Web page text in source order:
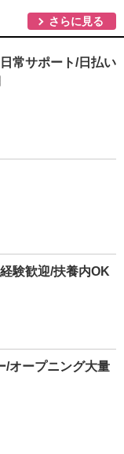
さらに見る
常サポート/日払い
験歓迎/扶養内OK
/オープニング大量